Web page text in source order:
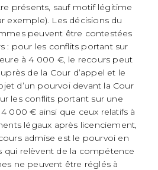
présents, sauf motif légitime
exemple). Les décisions du
peuvent être contestées
: pour les conflits portant sur
à 4 000 €, le recours peut
de la Cour d’appel et le
d’un pourvoi devant la Cour
les conflits portant sur une
000 € ainsi que ceux relatifs à
légaux après licenciement,
admise est le pourvoi en
qui relèvent de la compétence
ne peuvent être réglés à